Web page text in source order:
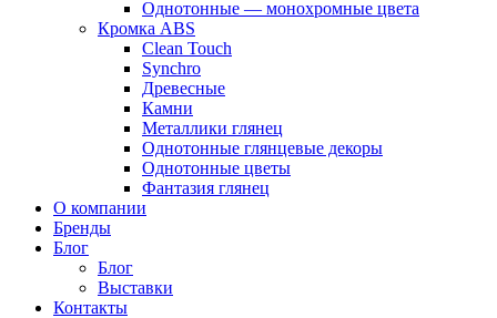
Однотонные — монохромные цвета
Кромка ABS
Clean Touch
Synchro
Древесные
Камни
Металлики глянец
Однотонные глянцевые декоры
Однотонные цветы
Фантазия глянец
О компании
Бренды
Блог
Блог
Выставки
Контакты